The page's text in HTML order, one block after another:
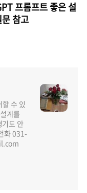
프롬프트 좋은 설
참고
수 있
계를
도 안
화 031-